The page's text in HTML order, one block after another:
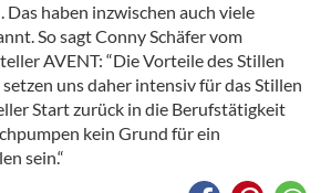
haben inzwischen auch viele
So sagt Conny Schäfer vom
AVENT: “Die Vorteile des Stillen
uns daher intensiv für das Stillen
Start zurück in die Berufstätigkeit
kein Grund für ein
sein.“